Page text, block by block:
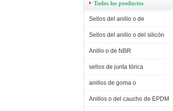
Todos los productos
Sellos del anillo o de
Sellos del anillo o del silicón
Anillo o de NBR
sellos de junta tórica
anillos de goma o
Anillos o del caucho de EPDM